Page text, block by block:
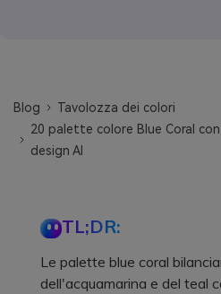
Blog
Tavolozza dei colori
20 palette colore Blue Coral
design AI
TL;DR:
Le palette blue coral
dell'acquamarina e del teal